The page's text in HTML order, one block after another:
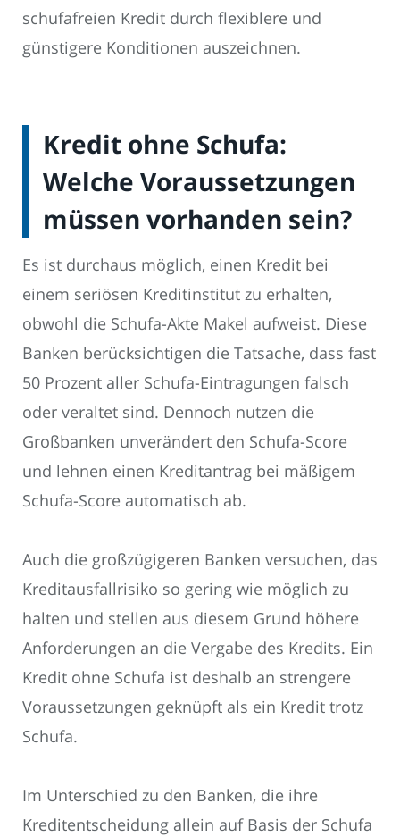
schufafreien Kredit durch flexiblere und
günstigere Konditionen auszeichnen.
Kredit ohne Schufa:
Welche Voraussetzungen
müssen vorhanden sein?
Es ist durchaus möglich, einen Kredit bei
einem seriösen Kreditinstitut zu erhalten,
obwohl die Schufa-Akte Makel aufweist. Diese
Banken berücksichtigen die Tatsache, dass fast
50 Prozent aller Schufa-Eintragungen falsch
oder veraltet sind. Dennoch nutzen die
Großbanken unverändert den Schufa-Score
und lehnen einen Kreditantrag bei mäßigem
Schufa-Score automatisch ab.
Auch die großzügigeren Banken versuchen, das
Kreditausfallrisiko so gering wie möglich zu
halten und stellen aus diesem Grund höhere
Anforderungen an die Vergabe des Kredits. Ein
Kredit ohne Schufa ist deshalb an strengere
Voraussetzungen geknüpft als ein Kredit trotz
Schufa.
Im Unterschied zu den Banken, die ihre
Kreditentscheidung allein auf Basis der Schufa